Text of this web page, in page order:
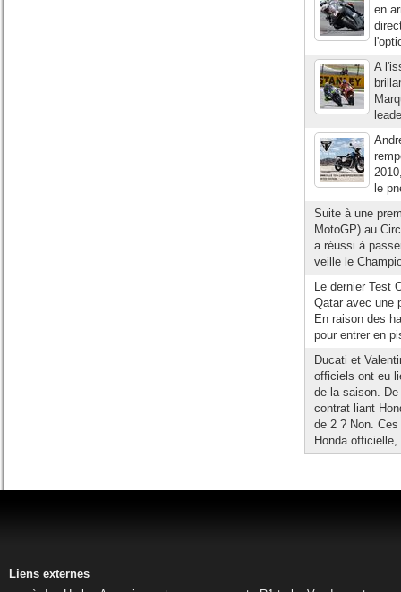
en
A
le
Suite à une
MotoGP) au
a réussi à
veille le
Le dernier Test
Qatar avec une
En raison des
pour entrer en
Ducati et
officiels ont eu
de la saison.
contrat liant
de 2 ? Non.
Honda officielle,
Liens externes